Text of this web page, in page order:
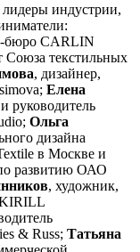
индустрии,
бюро CARLIN
Союза текстильных
, дизайнер,
Елена
руководитель
Ольга
дизайна
в Москве и
развитию ОАО
, художник,
KIRILL
& Russ; Татьяна